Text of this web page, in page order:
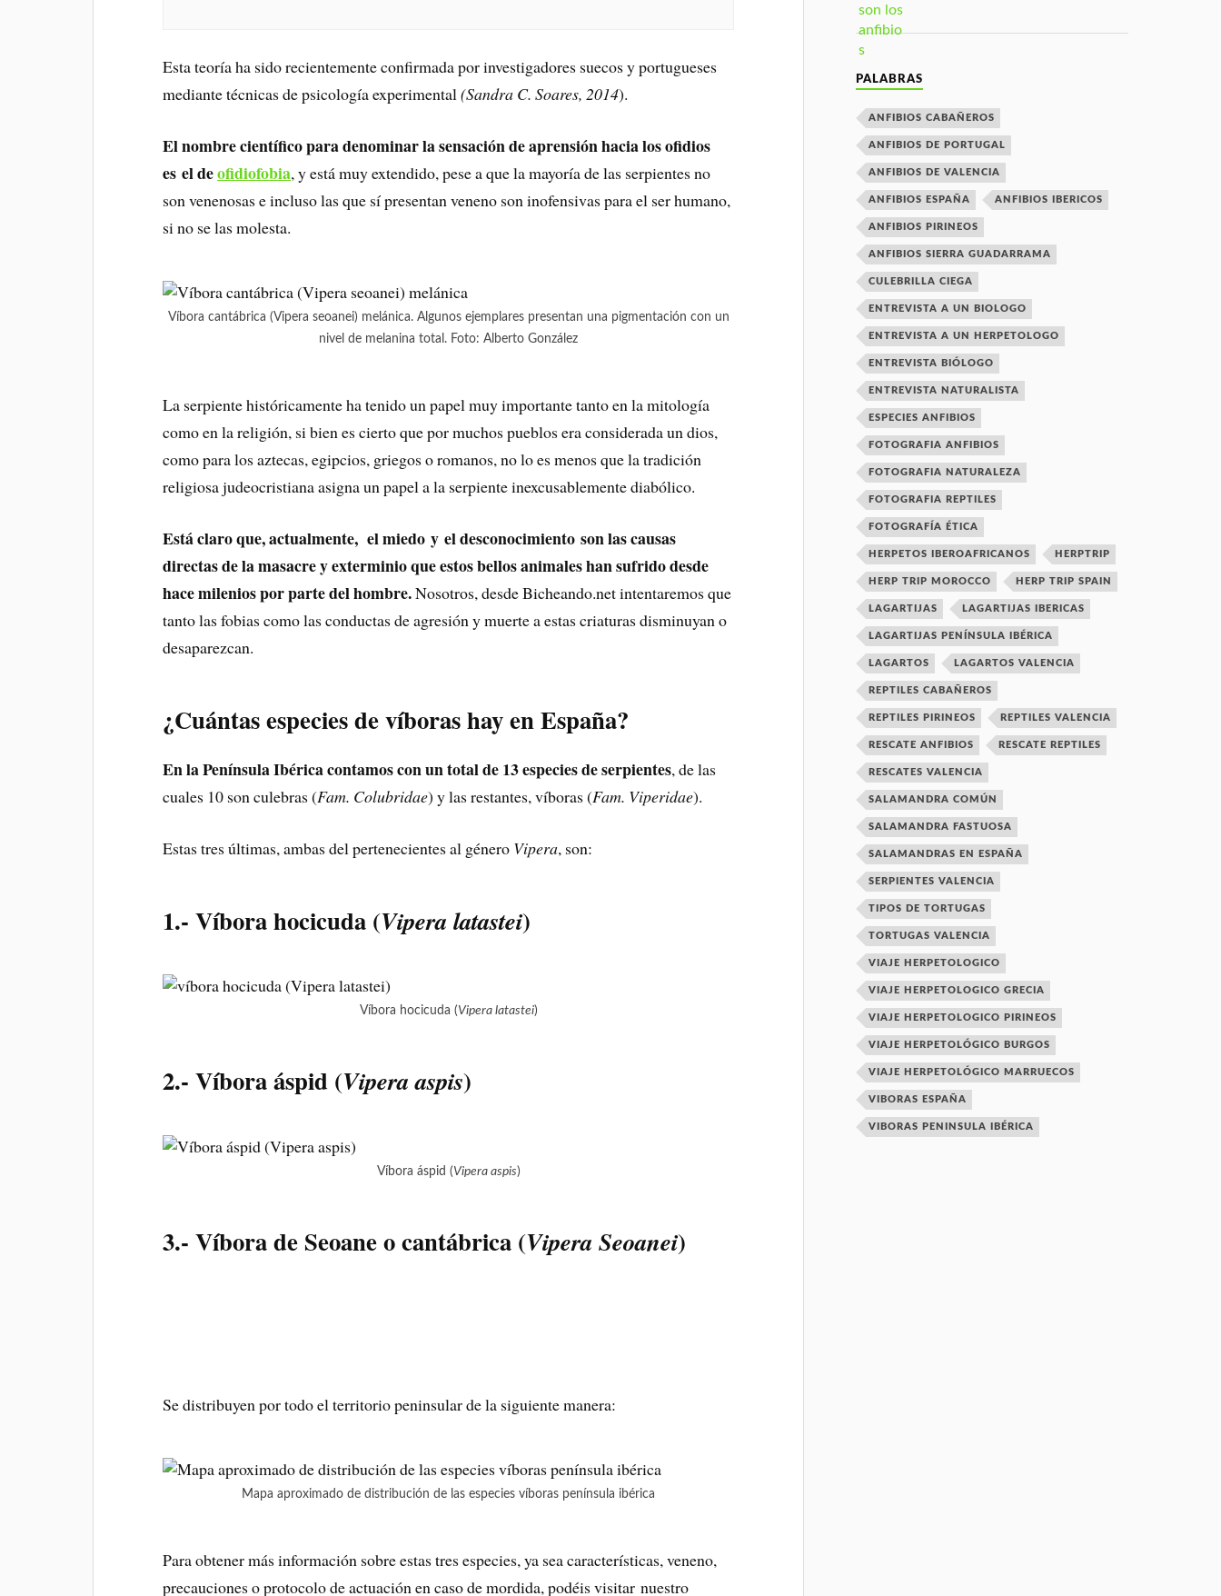
Esta teoría ha sido recientemente confirmada por investigadores suecos y portugueses
mediante técnicas de psicología experimental(Sandra C. Soares, 2014).
El nombre científico para denominar la sensación de aprensión hacia los ofidios
es el deofidiofobia, y está muy extendido, pese a que la mayoría de las serpientes no
son venenosas e incluso las que sí presentan veneno son inofensivas para el ser humano,
si no se las molesta.
Víbora cantábrica (Vipera seoanei) melánica. Algunos ejemplares presentan una pigmentación con un
nivel de melanina total. Foto: Alberto González
La serpiente históricamente ha tenido un papel muy importante tanto en la mitología
como en la religión, si bien es cierto que por muchos pueblos era considerada un dios,
como para los aztecas, egipcios, griegos o romanos, no lo es menos que la tradición
religiosa judeocristiana asigna un papel a la serpiente inexcusablemente diabólico.
Está claro que, actualmente, el miedo y el desconocimiento son las causas
directas de la masacre y exterminio que estos bellos animales han sufrido desde
hace milenios por parte del hombre.Nosotros, desde Bicheando.net intentaremos que
tanto las fobias como las conductas de agresión y muerte a estas criaturas disminuyan o
desaparezcan.
¿Cuántas especies de víboras hay en España?
En la Península Ibérica contamos con un total de 13 especies de serpientes, de las
cuales 10 son culebras (Fam. Colubridae) y las restantes, víboras (Fam. Viperidae).
Estas tres últimas, ambas del pertenecientes al género Vipera, son:
1.- Víbora hocicuda (Vipera latastei)
Víbora hocicuda (Vipera latastei)
2.- Víbora áspid (Vipera aspis)
Víbora áspid (Vipera aspis)
3.- Víbora de Seoane o cantábrica (Vipera Seoanei)
Se distribuyen por todo el territorio peninsular de la siguiente manera:
Mapa aproximado de distribución de las especies víboras península ibérica
Para obtener más información sobre estas tres especies, ya sea características, veneno,
precauciones o protocolo de actuación en caso de mordida, podéis visitar nuestro
PALABRAS
ANFIBIOS CABAÑEROS
ANFIBIOS DE PORTUGAL
ANFIBIOS DE VALENCIA
ANFIBIOS ESPAÑA ANFIBIOS IBERICOS
ANFIBIOS PIRINEOS
ANFIBIOS SIERRA GUADARRAMA
CULEBRILLA CIEGA
ENTREVISTA A UN BIOLOGO
ENTREVISTA A UN HERPETOLOGO
ENTREVISTA BIÓLOGO
ENTREVISTA NATURALISTA
ESPECIES ANFIBIOS
FOTOGRAFIA ANFIBIOS
FOTOGRAFIA NATURALEZA
FOTOGRAFIA REPTILES
FOTOGRAFÍA ÉTICA
HERPETOS IBEROAFRICANOS HERPTRIP
HERP TRIP MOROCCO HERP TRIP SPAIN
LAGARTIJAS LAGARTIJAS IBERICAS
LAGARTIJAS PENÍNSULA IBÉRICA
LAGARTOS LAGARTOS VALENCIA
REPTILES CABAÑEROS
REPTILES PIRINEOS REPTILES VALENCIA
RESCATE ANFIBIOS RESCATE REPTILES
RESCATES VALENCIA
SALAMANDRA COMÚN
SALAMANDRA FASTUOSA
SALAMANDRAS EN ESPAÑA
SERPIENTES VALENCIA
TIPOS DE TORTUGAS
TORTUGAS VALENCIA
VIAJE HERPETOLOGICO
VIAJE HERPETOLOGICO GRECIA
VIAJE HERPETOLOGICO PIRINEOS
VIAJE HERPETOLÓGICO BURGOS
VIAJE HERPETOLÓGICO MARRUECOS
VIBORAS ESPAÑA
VIBORAS PENINSULA IBÉRICA